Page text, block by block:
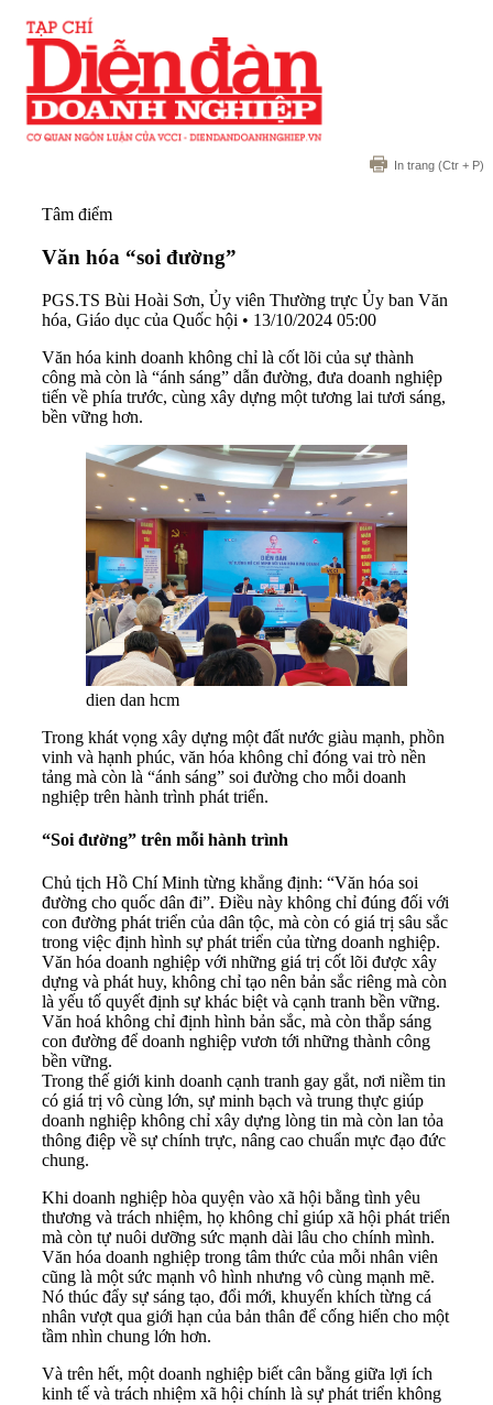
In trang (Ctr + P)
Tâm điểm
Văn hóa “soi đường”
PGS.TS Bùi Hoài Sơn, Ủy viên Thường trực Ủy ban Văn
hóa, Giáo dục của Quốc hội • 13/10/2024 05:00
Văn hóa kinh doanh không chỉ là cốt lõi của sự thành
công mà còn là “ánh sáng” dẫn đường, đưa doanh nghiệp
tiến về phía trước, cùng xây dựng một tương lai tươi sáng,
bền vững hơn.
dien dan hcm
Trong khát vọng xây dựng một đất nước giàu mạnh, phồn
vinh và hạnh phúc, văn hóa không chỉ đóng vai trò nền
tảng mà còn là “ánh sáng” soi đường cho mỗi doanh
nghiệp trên hành trình phát triển.
“Soi đường” trên mỗi hành trình
Chủ tịch Hồ Chí Minh từng khẳng định: “Văn hóa soi
đường cho quốc dân đi”. Điều này không chỉ đúng đối với
con đường phát triển của dân tộc, mà còn có giá trị sâu sắc
trong việc định hình sự phát triển của từng doanh nghiệp.
Văn hóa doanh nghiệp với những giá trị cốt lõi được xây
dựng và phát huy, không chỉ tạo nên bản sắc riêng mà còn
là yếu tố quyết định sự khác biệt và cạnh tranh bền vững.
Văn hoá không chỉ định hình bản sắc, mà còn thắp sáng
con đường để doanh nghiệp vươn tới những thành công
bền vững.
Trong thế giới kinh doanh cạnh tranh gay gắt, nơi niềm tin
có giá trị vô cùng lớn, sự minh bạch và trung thực giúp
doanh nghiệp không chỉ xây dựng lòng tin mà còn lan tỏa
thông điệp về sự chính trực, nâng cao chuẩn mực đạo đức
chung.
Khi doanh nghiệp hòa quyện vào xã hội bằng tình yêu
thương và trách nhiệm, họ không chỉ giúp xã hội phát triển
mà còn tự nuôi dưỡng sức mạnh dài lâu cho chính mình.
Văn hóa doanh nghiệp trong tâm thức của mỗi nhân viên
cũng là một sức mạnh vô hình nhưng vô cùng mạnh mẽ.
Nó thúc đẩy sự sáng tạo, đổi mới, khuyến khích từng cá
nhân vượt qua giới hạn của bản thân để cống hiến cho một
tầm nhìn chung lớn hơn.
Và trên hết, một doanh nghiệp biết cân bằng giữa lợi ích
kinh tế và trách nhiệm xã hội chính là sự phát triển không